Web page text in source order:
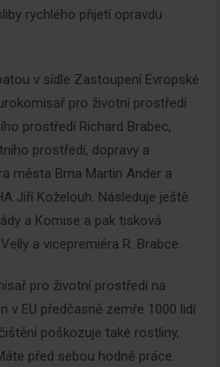
rychlého přijetí opravdu
v sídle Zastoupení Evropské
pro životní prostředí
prostředí Richard Brabec,
prostředí, dopravy a
města Brna Martin Ander a
Jiří Koželouh. Následuje ještě
a Komise a pak tisková
a vicepremiéra R. Brabce.
pro životní prostředí na
v EU předčasně zemře 1000 lidí
poškozuje také rostliny,
před sebou hodně práce.